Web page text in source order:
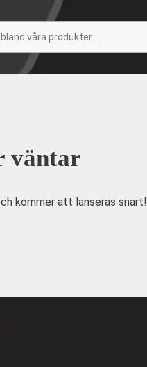
väntar
kommer att lanseras snart!